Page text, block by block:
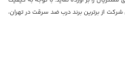
از برترین برند درب ضد سرقت در تهران،